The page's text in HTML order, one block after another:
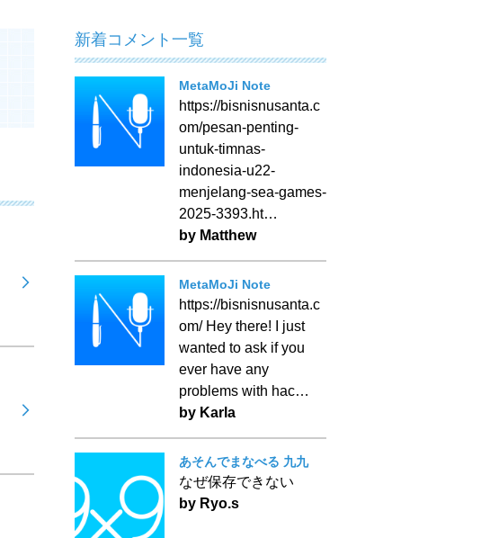
新着コメント一覧
MetaMoJi Note
https://bisnisnusanta.c
om/pesan-penting-
untuk-timnas-
indonesia-u22-
menjelang-sea-games-
2025-3393.ht…
by Matthew
MetaMoJi Note
https://bisnisnusanta.c
om/ Hey there! I just
wanted to ask if you
ever have any
problems with hac…
by Karla
あそんでまなべる 九九
なぜ保存できない
by Ryo.s